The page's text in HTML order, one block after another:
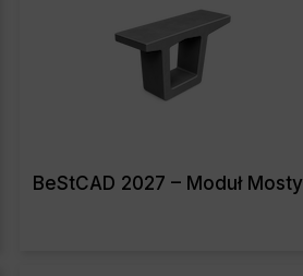
BeStCAD 2027 – Moduł Mosty